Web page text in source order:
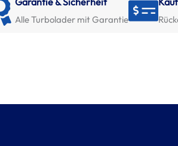
Alle Turbolader mit Garantie